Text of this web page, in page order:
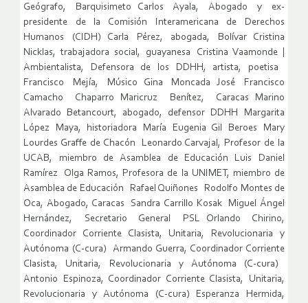
Geógrafo, Barquisimeto Carlos Ayala, Abogado y ex-
presidente de la Comisión Interamericana de Derechos
Humanos (CIDH) Carla Pérez, abogada, Bolívar Cristina
Nicklas, trabajadora social, guayanesa Cristina Vaamonde |
Ambientalista, Defensora de los DDHH, artista, poetisa
Francisco Mejía, Músico Gina Moncada José Francisco
Camacho Chaparro Maricruz Benítez, Caracas Marino
Alvarado Betancourt, abogado, defensor DDHH Margarita
López Maya, historiadora María Eugenia Gil Beroes Mary
Lourdes Graffe de Chacón Leonardo Carvajal, Profesor de la
UCAB, miembro de Asamblea de Educación Luis Daniel
Ramírez Olga Ramos, Profesora de la UNIMET, miembro de
Asamblea de Educación Rafael Quiñones Rodolfo Montes de
Oca, Abogado, Caracas Sandra Carrillo Kosak Miguel Ángel
Hernández, Secretario General PSL Orlando Chirino,
Coordinador Corriente Clasista, Unitaria, Revolucionaria y
Autónoma (C-cura) Armando Guerra, Coordinador Corriente
Clasista, Unitaria, Revolucionaria y Autónoma (C-cura)
Antonio Espinoza, Coordinador Corriente Clasista, Unitaria,
Revolucionaria y Autónoma (C-cura) Esperanza Hermida,